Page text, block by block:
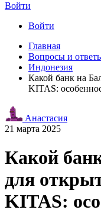
Войти
Войти
Главная
Вопросы и
Индонезия
Какой банк на
KITAS:
Анастасия
21 марта 2025
Какой
для
KITAS: